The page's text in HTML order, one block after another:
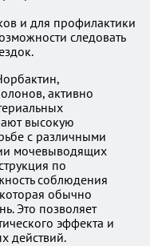
и для профилактики
следовать
активно
высокую
с различными
мочевыводящих
по
соблюдения
обычно
Это позволяет
эффекта и
действий.